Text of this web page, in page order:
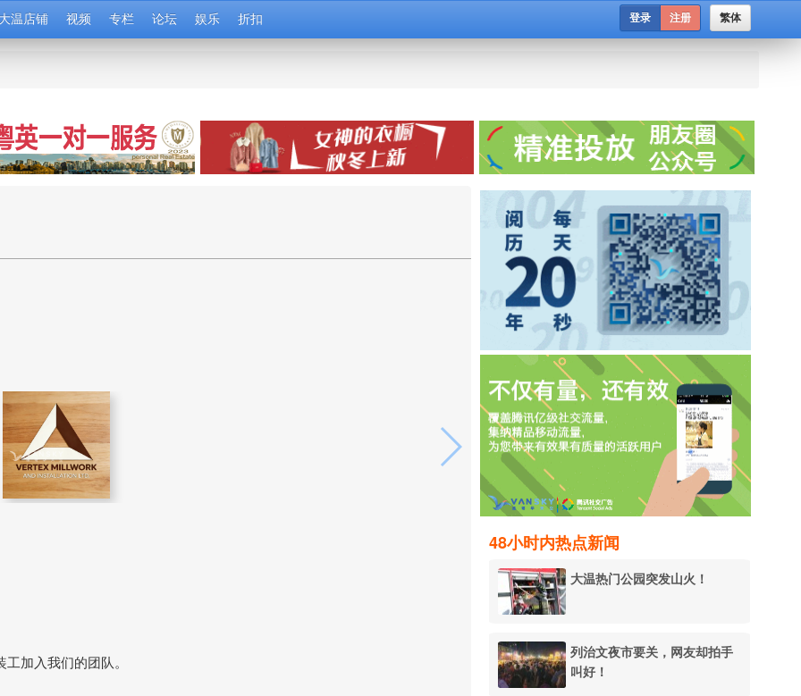
温店铺 视频 专栏 论坛 娱乐 折扣 繁体
登录 注册
48小时内热点新闻
大温热门公园突发山火！
列治文夜市要关，网友却拍手
叫好！
加入我们的团队。